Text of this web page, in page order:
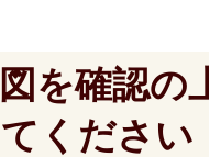
を確認の
ください